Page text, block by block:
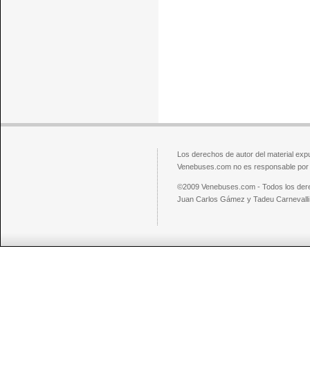
Los derechos de autor del material
Venebuses.com no es responsable
©2009 Venebuses.com - Todos los
Juan Carlos Gámez y Tadeu Carnevalli